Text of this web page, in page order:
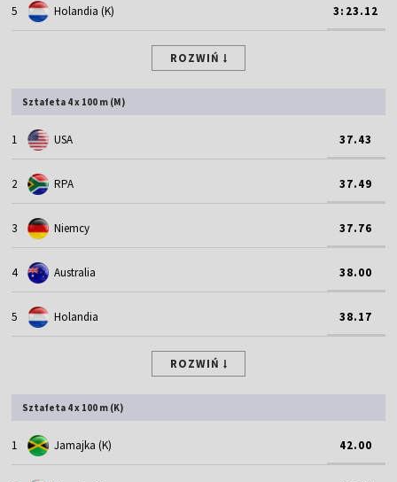
5 Holandia (K) 3:23.12
ROZWIŃ
Sztafeta 4 x 100 m (M)
1 USA 37.43
2 RPA 37.49
3 Niemcy 37.76
4 Australia 38.00
5 Holandia 38.17
ROZWIŃ
Sztafeta 4 x 100 m (K)
1 Jamajka (K) 42.00